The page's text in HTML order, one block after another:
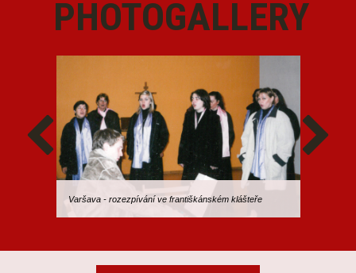
PHOTOGALLERY
Varšava - rozezpívání ve františkánském klášteře